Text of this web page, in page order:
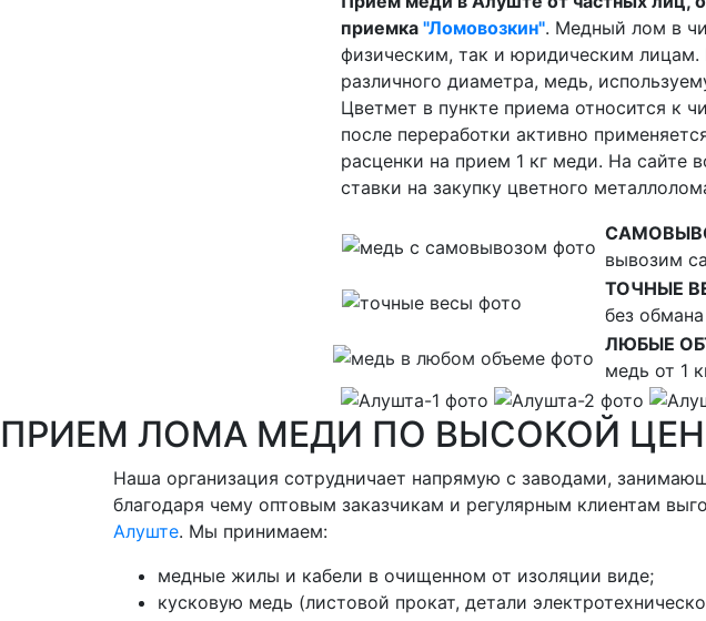
приемка "Ломовозкин". Медный лом в
физическим, так и юридическим
различного диаметра, медь,
Цветмет в пункте приема относится к
после переработки активно
расценки на прием 1 кг меди. На сайте
ставки на закупку цветного
вывозим
ТОЧНЫЕ
без обмана
ЛЮБЫЕ
медь от 1
ПРИЕМ ЛОМА МЕДИ ПО ВЫСОКОЙ
Наша организация сотрудничает напрямую с заводами,
благодаря чему оптовым заказчикам и регулярным клиентам
Алуште. Мы принимаем:
медные жилы и кабели в очищенном от изоляции виде;
кусковую медь (листовой прокат, детали